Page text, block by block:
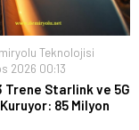
Teknolojisi
2026 00:13
Trene Starlink ve 5G
85 Milyon